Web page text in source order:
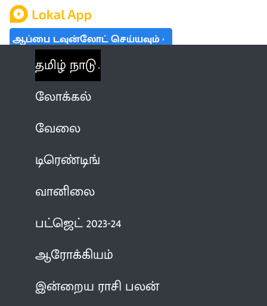
ஆப்பை டவுன்லோட் செய்யவும்
தமிழ் நாடு
லோக்கல்
வேலை
டிரெண்டிங்
வானிலை
பட்ஜெட் 2023-24
ஆரோக்கியம்
இன்றைய ராசி பலன்